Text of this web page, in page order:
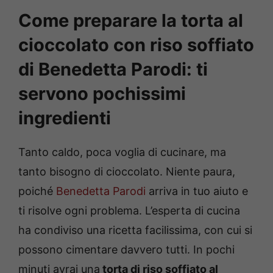
Come preparare la torta al
cioccolato con riso soffiato
di Benedetta Parodi: ti
servono pochissimi
ingredienti
Tanto caldo, poca voglia di cucinare, ma
tanto bisogno di cioccolato. Niente paura,
poiché Benedetta Parodi arriva in tuo aiuto e
ti risolve ogni problema. L’esperta di cucina
ha condiviso una ricetta facilissima, con cui si
possono cimentare davvero tutti. In pochi
minuti avrai una torta di riso soffiato al